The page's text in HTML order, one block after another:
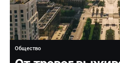
Общество